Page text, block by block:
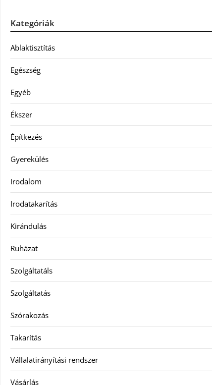
Kategóriák
Ablaktisztítás
Egészség
Egyéb
Ékszer
Építkezés
Gyerekülés
Irodalom
Irodatakarítás
Kirándulás
Ruházat
Szolgáltatáls
Szolgáltatás
Szórakozás
Takarítás
Vállalatirányítási rendszer
Vásárlás